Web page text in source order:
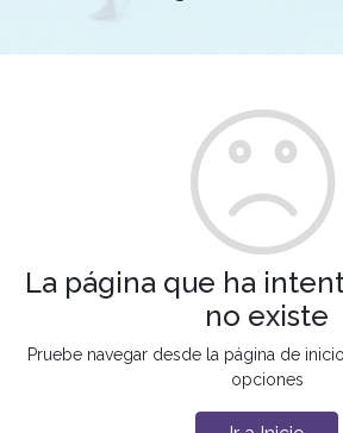
La página que ha
no existe
Pruebe navegar desde la página de
opciones